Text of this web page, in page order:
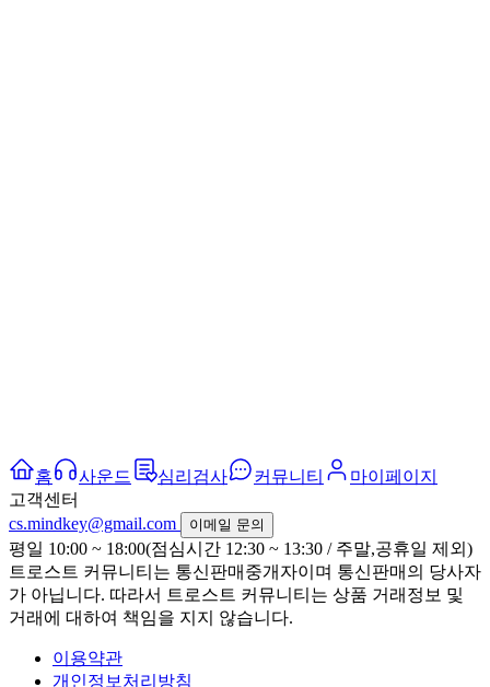
홈 사운드 심리검사 커뮤니티
마이페이지
고객센터
cs.mindkey@gmail.com
이메일 문의
평일 10:00 ~ 18:00(점심시간 12:30 ~ 13:30 / 주말,공휴일 제외)
트로스트 커뮤니티는 통신판매중개자이며 통신판매의 당사자
가 아닙니다. 따라서 트로스트 커뮤니티는 상품 거래정보 및
거래에 대하여 책임을 지지 않습니다.
이용약관
개인정보처리방침